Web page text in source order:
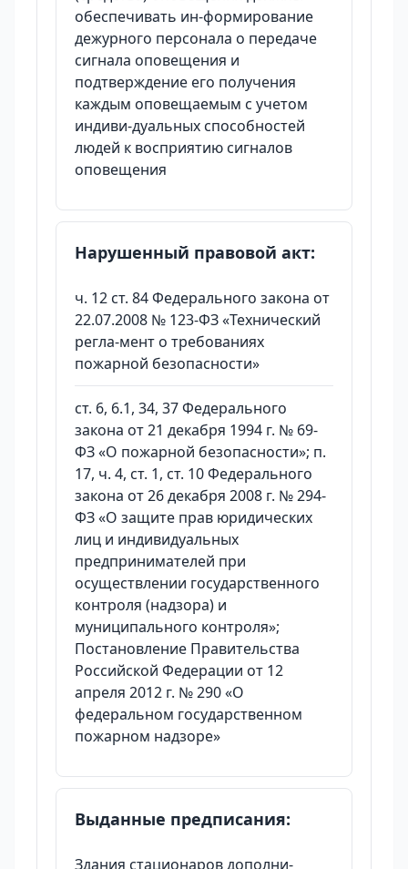
обеспечивать ин-формирование
дежурного персонала о передаче
сигнала оповещения и
подтверждение его получения
каждым оповещаемым с учетом
индиви-дуальных способностей
людей к восприятию сигналов
оповещения
Нарушенный правовой акт:
ч. 12 ст. 84 Федерального закона от
22.07.2008 № 123-ФЗ «Технический
регла-мент о требованиях
пожарной безопасности»
ст. 6, 6.1, 34, 37 Федерального
закона от 21 декабря 1994 г. № 69-
ФЗ «О пожарной безопасности»; п.
17, ч. 4, ст. 1, ст. 10 Федерального
закона от 26 декабря 2008 г. № 294-
ФЗ «О защите прав юридических
лиц и индивидуальных
предпринимателей при
осуществлении государственного
контроля (надзора) и
муниципального контроля»;
Постановление Правительства
Российской Федерации от 12
апреля 2012 г. № 290 «О
федеральном государственном
пожарном надзоре»
Выданные предписания:
Здания стационаров дополни-